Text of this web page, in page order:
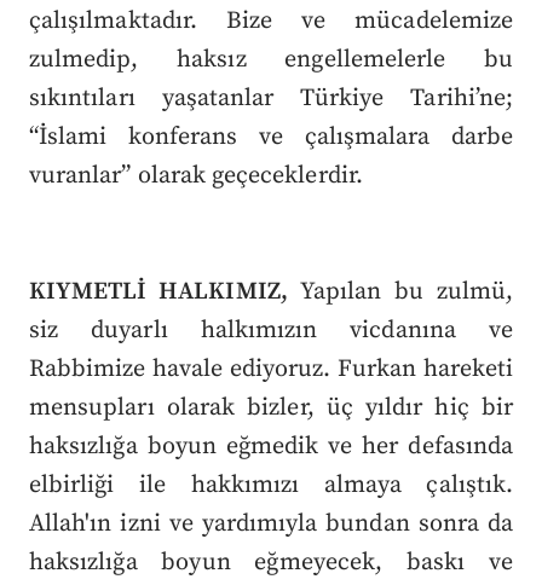
çalışılmaktadır. Bize ve mücadelemize
zulmedip, haksız engellemelerle bu
sıkıntıları yaşatanlar Türkiye Tarihi’ne;
“İslami konferans ve çalışmalara darbe
vuranlar” olarak geçeceklerdir.
KIYMETLİ HALKIMIZ, Yapılan bu zulmü,
siz duyarlı halkımızın vicdanına ve
Rabbimize havale ediyoruz. Furkan hareketi
mensupları olarak bizler, üç yıldır hiç bir
haksızlığa boyun eğmedik ve her defasında
elbirliği ile hakkımızı almaya çalıştık.
Allah'ın izni ve yardımıyla bundan sonra da
haksızlığa boyun eğmeyecek, baskı ve